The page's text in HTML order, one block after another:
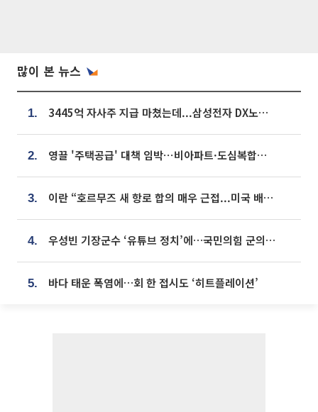
많이 본 뉴스
1. 3445억 자사주 지급 마쳤는데...삼성전자 DX노조, 뒤늦은 '떼쓰기 집회'
2. 영끌 '주택공급' 대책 임박⋯비아파트·도심복합까지 총동원
3. 이란 “호르무즈 새 항로 합의 매우 근접...미국 배상 먼저”
4. 우성빈 기장군수 ‘유튜브 정치’에…국민의힘 군의원들 집단 반발
5. 바다 태운 폭염에…회 한 접시도 ‘히트플레이션’